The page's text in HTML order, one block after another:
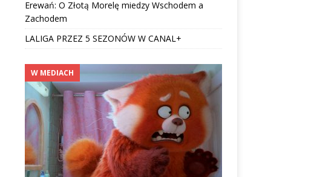
Erewań: O Złotą Morelę miedzy Wschodem a
Zachodem
LALIGA PRZEZ 5 SEZONÓW W CANAL+
W MEDIACH